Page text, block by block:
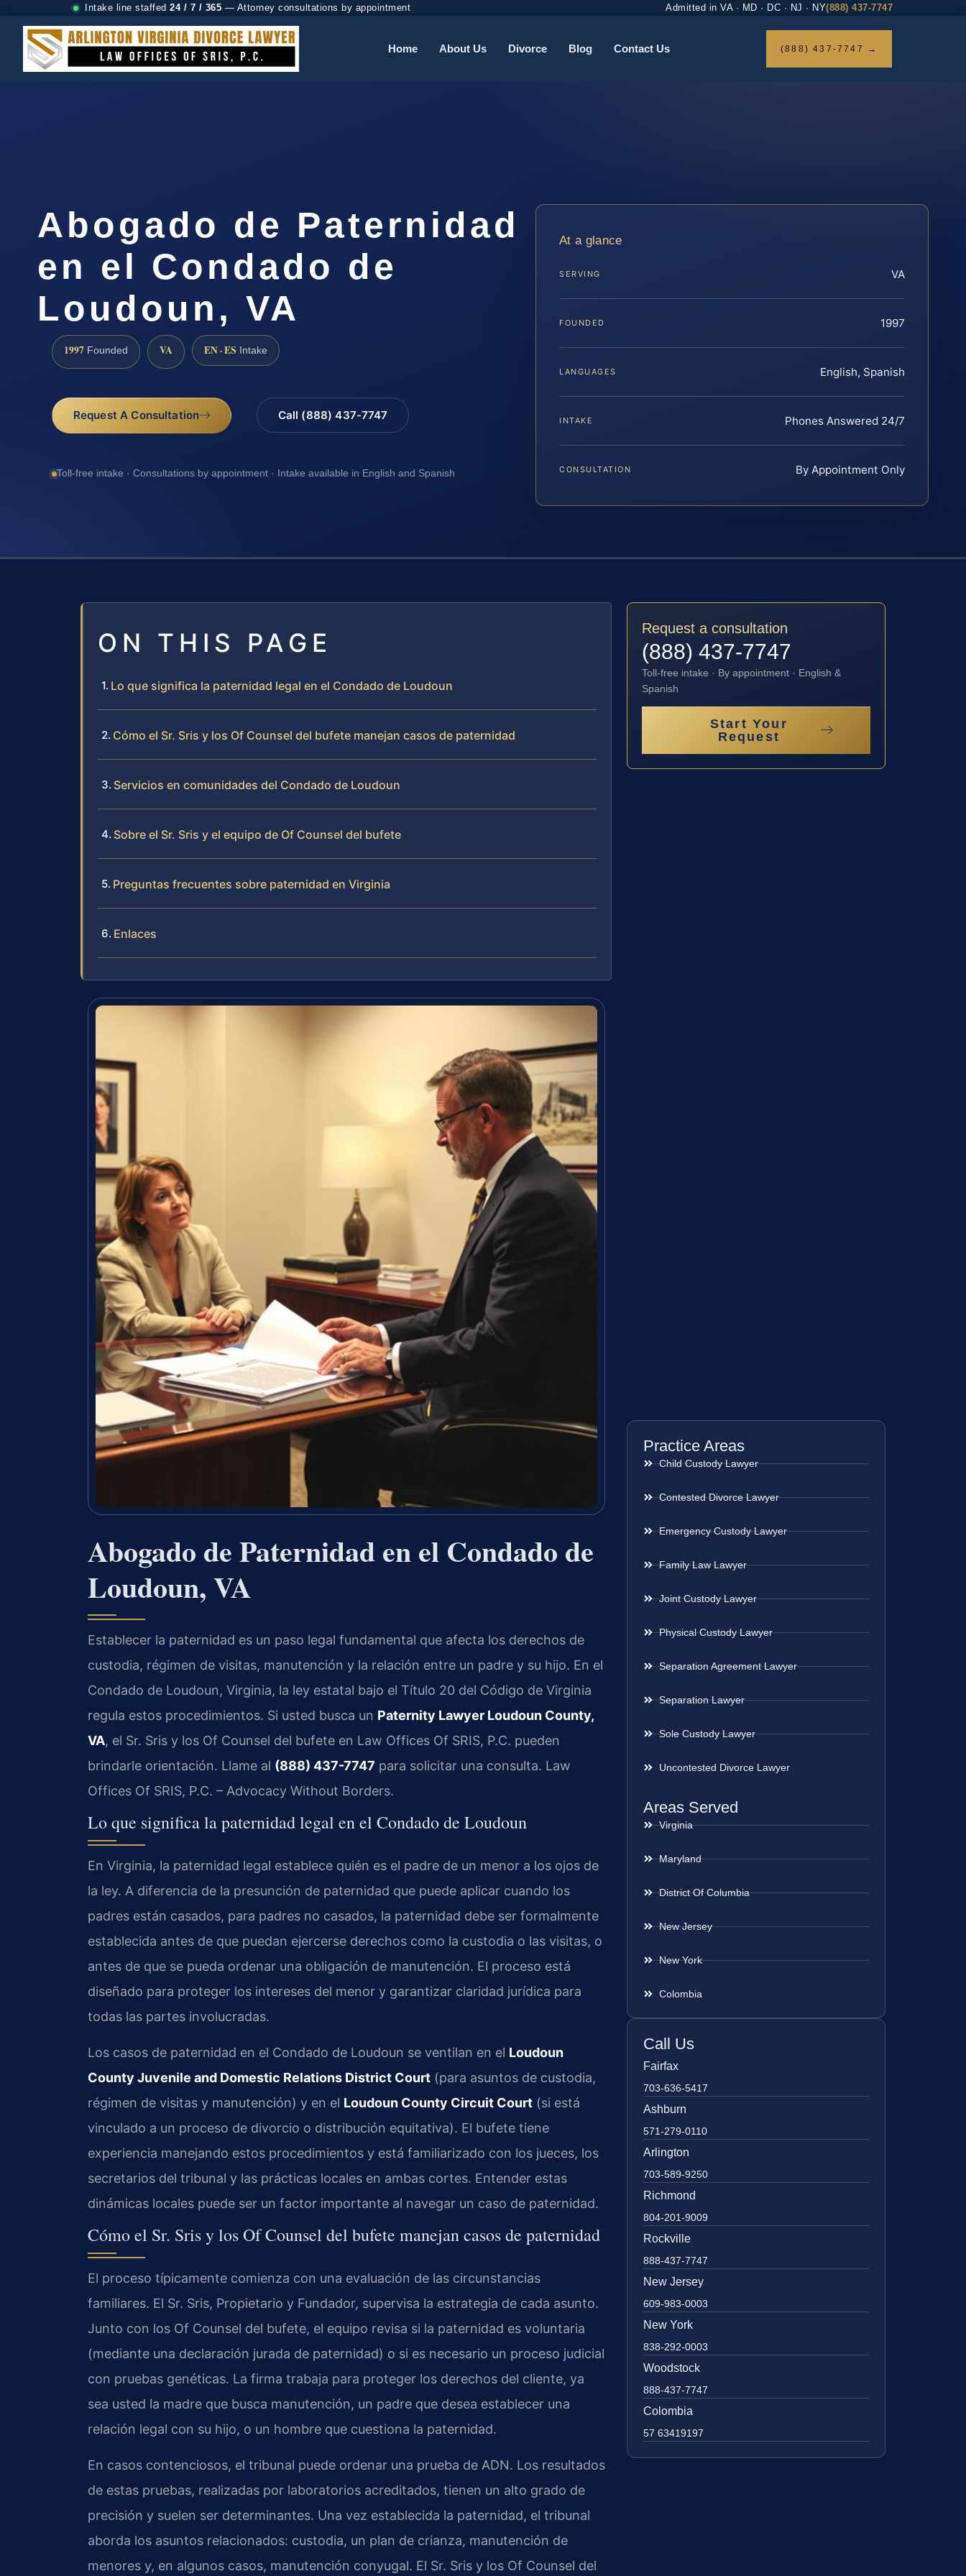
Intake line staffed 24 / 7 / 365 — Attorney consultations by appointment Admitted in VA · MD · DC · NJ · NY(888) 437-7747
Home About Us Divorce Blog Contact Us (888) 437-7747 →
Abogado de Paternidad
en el Condado de
Loudoun, VA
1997 Founded VA EN · ES Intake
Request A Consultation Call (888) 437-7747
Toll-free intake · Consultations by appointment · Intake available in English and Spanish
At a glance
SERVING VA
FOUNDED 1997
LANGUAGES English, Spanish
INTAKE Phones Answered 24/7
CONSULTATION By Appointment Only
ON THIS PAGE
Lo que significa la paternidad legal en el Condado de Loudoun
Cómo el Sr. Sris y los Of Counsel del bufete manejan casos de paternidad
Servicios en comunidades del Condado de Loudoun
Sobre el Sr. Sris y el equipo de Of Counsel del bufete
Preguntas frecuentes sobre paternidad en Virginia
Enlaces
Abogado de Paternidad en el Condado de
Loudoun, VA
Establecer la paternidad es un paso legal fundamental que afecta los derechos de
custodia, régimen de visitas, manutención y la relación entre un padre y su hijo. En el
Condado de Loudoun, Virginia, la ley estatal bajo el Título 20 del Código de Virginia
regula estos procedimientos. Si usted busca un Paternity Lawyer Loudoun County,
VA, el Sr. Sris y los Of Counsel del bufete en Law Offices Of SRIS, P.C. pueden
brindarle orientación. Llame al (888) 437-7747 para solicitar una consulta. Law
Offices Of SRIS, P.C. – Advocacy Without Borders.
Lo que significa la paternidad legal en el Condado de Loudoun
En Virginia, la paternidad legal establece quién es el padre de un menor a los ojos de
la ley. A diferencia de la presunción de paternidad que puede aplicar cuando los
padres están casados, para padres no casados, la paternidad debe ser formalmente
establecida antes de que puedan ejercerse derechos como la custodia o las visitas, o
antes de que se pueda ordenar una obligación de manutención. El proceso está
diseñado para proteger los intereses del menor y garantizar claridad jurídica para
todas las partes involucradas.
Los casos de paternidad en el Condado de Loudoun se ventilan en el Loudoun
County Juvenile and Domestic Relations District Court (para asuntos de custodia,
régimen de visitas y manutención) y en el Loudoun County Circuit Court (si está
vinculado a un proceso de divorcio o distribución equitativa). El bufete tiene
experiencia manejando estos procedimientos y está familiarizado con los jueces, los
secretarios del tribunal y las prácticas locales en ambas cortes. Entender estas
dinámicas locales puede ser un factor importante al navegar un caso de paternidad.
Cómo el Sr. Sris y los Of Counsel del bufete manejan casos de paternidad
El proceso típicamente comienza con una evaluación de las circunstancias
familiares. El Sr. Sris, Propietario y Fundador, supervisa la estrategia de cada asunto.
Junto con los Of Counsel del bufete, el equipo revisa si la paternidad es voluntaria
(mediante una declaración jurada de paternidad) o si es necesario un proceso judicial
con pruebas genéticas. La firma trabaja para proteger los derechos del cliente, ya
sea usted la madre que busca manutención, un padre que desea establecer una
relación legal con su hijo, o un hombre que cuestiona la paternidad.
En casos contenciosos, el tribunal puede ordenar una prueba de ADN. Los resultados
de estas pruebas, realizadas por laboratorios acreditados, tienen un alto grado de
precisión y suelen ser determinantes. Una vez establecida la paternidad, el tribunal
aborda los asuntos relacionados: custodia, un plan de crianza, manutención de
menores y, en algunos casos, manutención conyugal. El Sr. Sris y los Of Counsel del
Request a consultation
(888) 437-7747
Toll-free intake · By appointment · English &
Spanish
Start Your
Request
Practice Areas
Child Custody Lawyer
Contested Divorce Lawyer
Emergency Custody Lawyer
Family Law Lawyer
Joint Custody Lawyer
Physical Custody Lawyer
Separation Agreement Lawyer
Separation Lawyer
Sole Custody Lawyer
Uncontested Divorce Lawyer
Areas Served
Virginia
Maryland
District Of Columbia
New Jersey
New York
Colombia
Call Us
Fairfax
703-636-5417
Ashburn
571-279-0110
Arlington
703-589-9250
Richmond
804-201-9009
Rockville
888-437-7747
New Jersey
609-983-0003
New York
838-292-0003
Woodstock
888-437-7747
Colombia
57 63419197